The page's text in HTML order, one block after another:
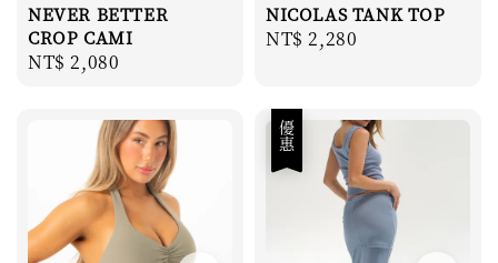
NEVER BETTER
CROP CAMI
Regular
NT$ 2,080
NICOLAS TANK TOP
Regular
NT$ 2,280
優惠